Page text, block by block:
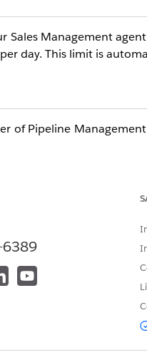
Sales Management
day. This limit is
of Pipeline
IL PROBLEMA?
migliorare!
6389